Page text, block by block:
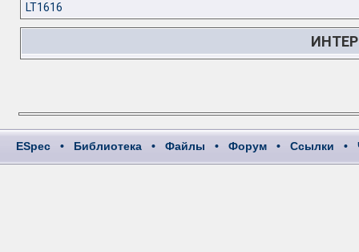
LT1616
ESpec • Библиотека • Файлы • Форум • Ссылки •